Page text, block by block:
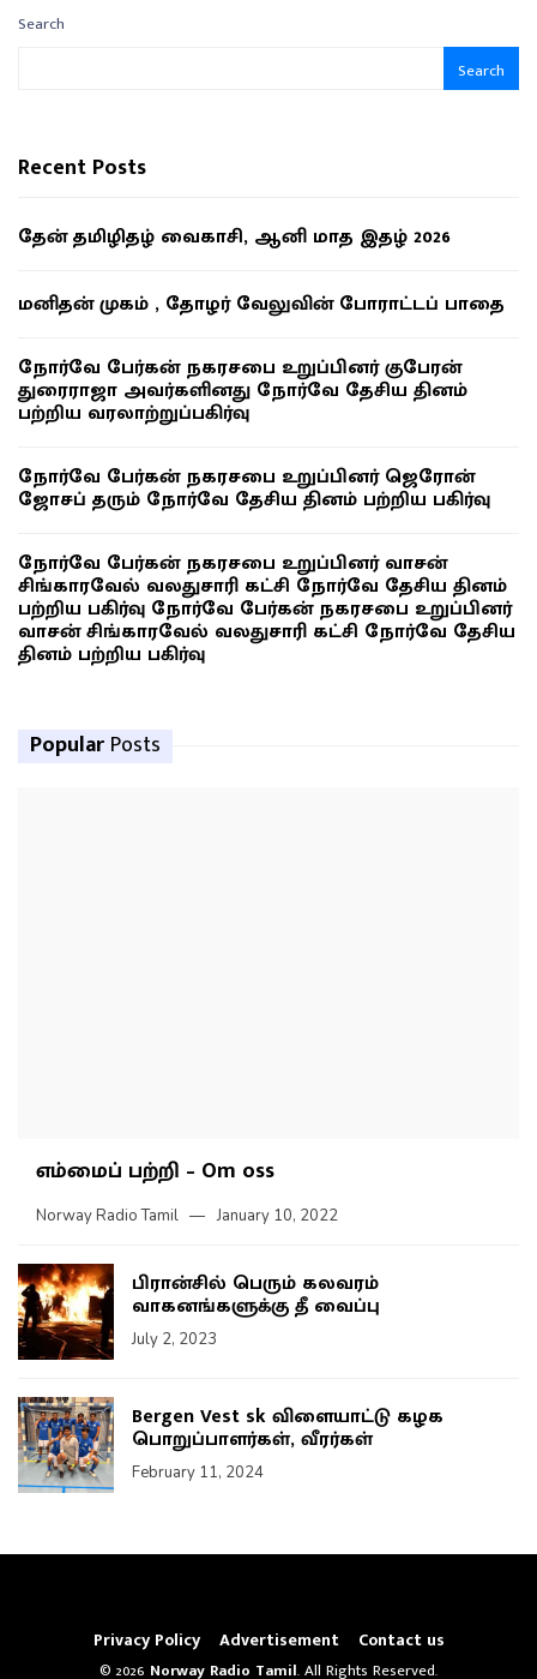
Search
Search
Recent Posts
தேன் தமிழிதழ் வைகாசி, ஆனி மாத இதழ் 2026
மனிதன் முகம் , தோழர் வேலுவின் போராட்டப் பாதை
நோர்வே பேர்கன் நகரசபை உறுப்பினர் குபேரன்
துரைராஜா அவர்களினது நோர்வே தேசிய தினம்
பற்றிய வரலாற்றுப்பகிர்வு
நோர்வே பேர்கன் நகரசபை உறுப்பினர் ஜெரோன்
ஜோசப் தரும் நோர்வே தேசிய தினம் பற்றிய பகிர்வு
நோர்வே பேர்கன் நகரசபை உறுப்பினர் வாசன்
சிங்காரவேல் வலதுசாரி கட்சி நோர்வே தேசிய தினம்
பற்றிய பகிர்வு நோர்வே பேர்கன் நகரசபை உறுப்பினர்
வாசன் சிங்காரவேல் வலதுசாரி கட்சி நோர்வே தேசிய
தினம் பற்றிய பகிர்வு
Popular Posts
எம்மைப் பற்றி – Om oss
Norway Radio Tamil January 10, 2022
பிரான்சில் பெரும் கலவரம்
வாகனங்களுக்கு தீ வைப்பு
July 2, 2023
Bergen Vest sk விளையாட்டு கழக
பொறுப்பாளர்கள், வீரர்கள்
February 11, 2024
Privacy Policy Advertisement Contact us
© 2026 Norway Radio Tamil. All Rights Reserved.